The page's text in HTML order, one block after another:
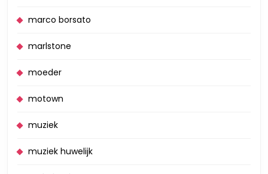
marco borsato
marlstone
moeder
motown
muziek
muziek huwelijk